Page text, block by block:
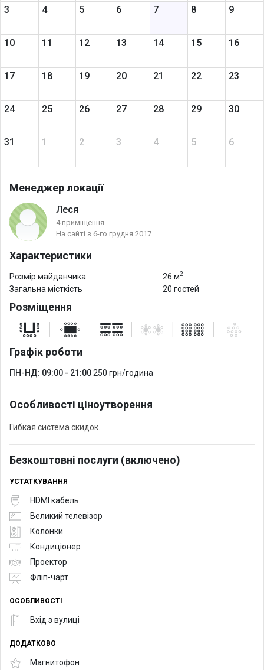
3 4 5 6 7 8 9
10 11 12 13 14 15 16
17 18 19 20 21 22 23
24 25 26 27 28 29 30
31 1 2 3 4 5 6
Менеджер локації
Леся
4 приміщення
На сайті з 6-го грудня 2017
Характеристики
Розмір майданчика 26 м2
Загальна місткість 20 гостей
Розміщення
Графік роботи
ПН-НД: 09:00 - 21:00250 грн/година
Особливості ціноутворення
Гибкая система скидок.
Безкоштовні послуги (включено)
УСТАТКУВАННЯ
HDMI кабель
Великий телевізор
Колонки
Кондиціонер
Проектор
Фліп-чарт
ОСОБЛИВОСТІ
Вхід з вулиці
ДОДАТКОВО
Магнитофон